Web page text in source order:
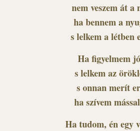
nem veszem át a
ha bennem a
s lelkem a létben
Ha figyelmem
s lelkem az
s onnan merít
ha szívem
Ha tudom, én egy